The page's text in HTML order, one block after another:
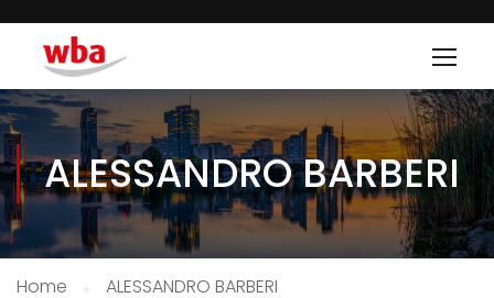
ALESSANDRO BARBERI
Home ALESSANDRO BARBERI